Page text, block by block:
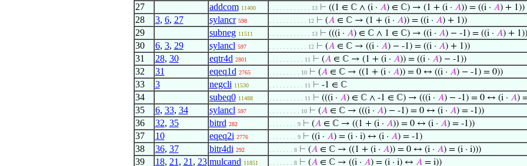
27 addcom 11400 . . . . . . . . . . . . 13 ⊢ ((1 ∈ ℂ ∧ (i · 𝐴) ∈ ℂ) → (1 + (i · 𝐴)) = ((i · 𝐴) + 1))
28 3, 6, 27 sylancr 598 . . . . . . . . . . . 12 ⊢ (𝐴∈ ℂ → (1 + (i · 𝐴)) = ((i · 𝐴) + 1))
29 subneg 11511 . . . . . . . . . . . . 13 ⊢ (((i · 𝐴) ∈ ℂ ∧ 1 ∈ ℂ) → ((i · 𝐴) − -1) = ((i · 𝐴) + 1))
30 6, 3, 29 sylancl 597 . . . . . . . . . . . 12 ⊢ (𝐴∈ ℂ → ((i · 𝐴) − -1) = ((i · 𝐴) + 1))
31 28, 30 eqtr4d 2801 . . . . . . . . . . 11 ⊢ (𝐴∈ ℂ → (1 + (i · 𝐴)) = ((i · 𝐴) − -1))
32 31 eqeq1d 2765 . . . . . . . . . 10 ⊢ (𝐴∈ ℂ → ((1 + (i · 𝐴)) = 0 ↔ ((i · 𝐴) − -1) = 0))
33 3 negcli 11530 . . . . . . . . . . 11 ⊢ -1 ∈ ℂ
34 subeq0 11488 . . . . . . . . . . 11 ⊢ (((i · 𝐴) ∈ ℂ ∧ -1 ∈ ℂ) → (((i · 𝐴) − -1) = 0 ↔ (i · 𝐴)
35 6, 33, 34 sylancl 597 . . . . . . . . . 10 ⊢ (𝐴∈ ℂ → (((i · 𝐴) − -1) = 0 ↔ (i · 𝐴) = -1))
36 32, 35 bitrd 282 . . . . . . . . 9 ⊢ (𝐴∈ ℂ → ((1 + (i · 𝐴)) = 0 ↔ (i · 𝐴) = -1))
37 10 eqeq2i 2776 . . . . . . . . 9 ⊢ ((i · 𝐴) = (i · i) ↔ (i · 𝐴) = -1)
38 36, 37 bitr4di 292 . . . . . . . 8 ⊢ (𝐴∈ ℂ → ((1 + (i · 𝐴)) = 0 ↔ (i · 𝐴) = (i · i)))
39 18, 21 , 21 , 23 mulcand 11851 . . . . . . . 8 ⊢ (𝐴∈ ℂ → ((i · 𝐴) = (i · i) ↔ 𝐴= i))